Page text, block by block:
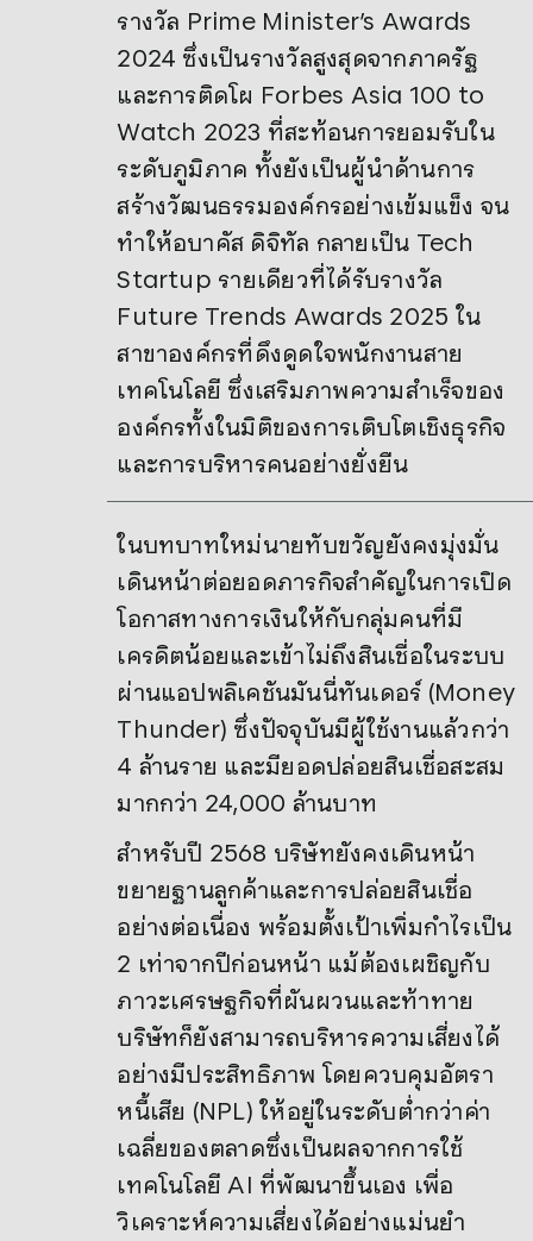
รางวัล Prime Minister’s Awards
2024 ซึ่งเป็นรางวัลสูงสุดจากภาครัฐ
และการติดโผ Forbes Asia 100 to
Watch 2023 ที่สะท้อนการยอมรับใน
ระดับภูมิภาค ทั้งยังเป็นผู้นำด้านการ
สร้างวัฒนธรรมองค์กรอย่างเข้มแข็ง จน
ทำให้อบาคัส ดิจิทัล กลายเป็น Tech
Startup รายเดียวที่ได้รับรางวัล
Future Trends Awards 2025 ใน
สาขาองค์กรที่ดึงดูดใจพนักงานสาย
เทคโนโลยี ซึ่งเสริมภาพความสำเร็จของ
องค์กรทั้งในมิติของการเติบโตเชิงธุรกิจ
และการบริหารคนอย่างยั่งยืน
ในบทบาทใหม่นายทับขวัญยังคงมุ่งมั่น
เดินหน้าต่อยอดภารกิจสำคัญในการเปิด
โอกาสทางการเงินให้กับกลุ่มคนที่มี
เครดิตน้อยและเข้าไม่ถึงสินเชื่อในระบบ
ผ่านแอปพลิเคชันมันนี่ทันเดอร์ (Money
Thunder) ซึ่งปัจจุบันมีผู้ใช้งานแล้วกว่า
4 ล้านราย และมียอดปล่อยสินเชื่อสะสม
มากกว่า 24,000 ล้านบาท
สำหรับปี 2568 บริษัทยังคงเดินหน้า
ขยายฐานลูกค้าและการปล่อยสินเชื่อ
อย่างต่อเนื่อง พร้อมตั้งเป้าเพิ่มกำไรเป็น
2 เท่าจากปีก่อนหน้า แม้ต้องเผชิญกับ
ภาวะเศรษฐกิจที่ผันผวนและท้าทาย
บริษัทก็ยังสามารถบริหารความเสี่ยงได้
อย่างมีประสิทธิภาพ โดยควบคุมอัตรา
หนี้เสีย (NPL) ให้อยู่ในระดับต่ำกว่าค่า
เฉลี่ยของตลาดซึ่งเป็นผลจากการใช้
เทคโนโลยี AI ที่พัฒนาขึ้นเอง เพื่อ
วิเคราะห์ความเสี่ยงได้อย่างแม่นยำ